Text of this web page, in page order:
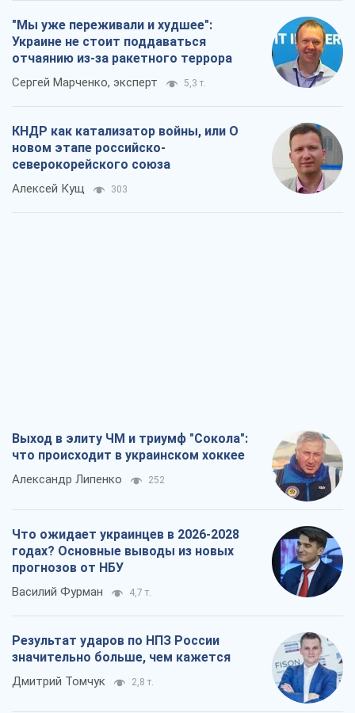
"Мы уже переживали и худшее":
Украине не стоит поддаваться
отчаянию из-за ракетного террора
Сергей Марченко, эксперт 5,3 т.
КНДР как катализатор войны, или О
новом этапе российско-
северокорейского союза
Алексей Кущ 303
Выход в элиту ЧМ и триумф "Сокола":
что происходит в украинском хоккее
Александр Липенко 252
Что ожидает украинцев в 2026-2028
годах? Основные выводы из новых
прогнозов от НБУ
Василий Фурман 4,7 т.
Результат ударов по НПЗ России
значительно больше, чем кажется
Дмитрий Томчук 2,8 т.